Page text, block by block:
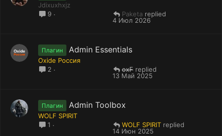
Jdixuxhxjz
9
4 Июл 2026
Paketa
Плагин Admin Essentials
Oxide Россия
2
13 Май 2025
oxF
Плагин Admin Toolbox
WOLF SPIRIT
1
14 Июн 2025
WOLF SPIRIT